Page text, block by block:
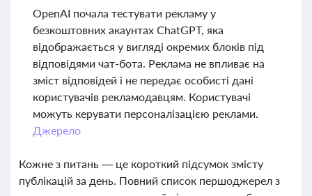
OpenAI почала тестувати рекламу у
безкоштовних акаунтах ChatGPT, яка
відображається у вигляді окремих блоків під
відповідями чат-бота. Реклама не впливає на
зміст відповідей і не передає особисті дані
користувачів рекламодавцям. Користувачі
можуть керувати персоналізацією реклами.
Джерело
Кожне з питань — це короткий підсумок змісту
публікацій за день. Повний список першоджерел з